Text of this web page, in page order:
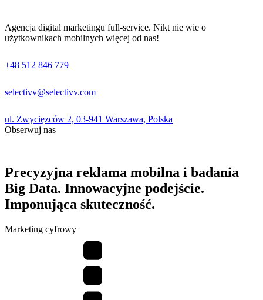
Agencja digital marketingu full-service. Nikt nie wie o
użytkownikach mobilnych więcej od nas!
+48 512 846 779
selectivv@selectivv.com
ul. Zwycięzców 2, 03-941 Warszawa, Polska
Obserwuj nas
Precyzyjna reklama mobilna i badania
Big Data. Innowacyjne podejście.
Imponująca skuteczność.
Marketing cyfrowy